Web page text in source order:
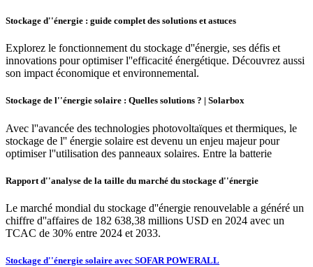
Stockage d''énergie : guide complet des solutions et astuces
Explorez le fonctionnement du stockage d''énergie, ses défis et
innovations pour optimiser l''efficacité énergétique. Découvrez aussi
son impact économique et environnemental.
Stockage de l''énergie solaire : Quelles solutions ? | Solarbox
Avec l''avancée des technologies photovoltaïques et thermiques, le
stockage de l'' énergie solaire est devenu un enjeu majeur pour
optimiser l''utilisation des panneaux solaires. Entre la batterie
Rapport d''analyse de la taille du marché du stockage d''énergie
Le marché mondial du stockage d''énergie renouvelable a généré un
chiffre d''affaires de 182 638,38 millions USD en 2024 avec un
TCAC de 30% entre 2024 et 2033.
Stockage d''énergie solaire avec SOFAR POWERALL